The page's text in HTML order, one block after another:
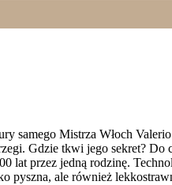
samego Mistrza Włoch
Gdzie tkwi jego sekret?
przez jedną rodzinę.
pyszna, ale również